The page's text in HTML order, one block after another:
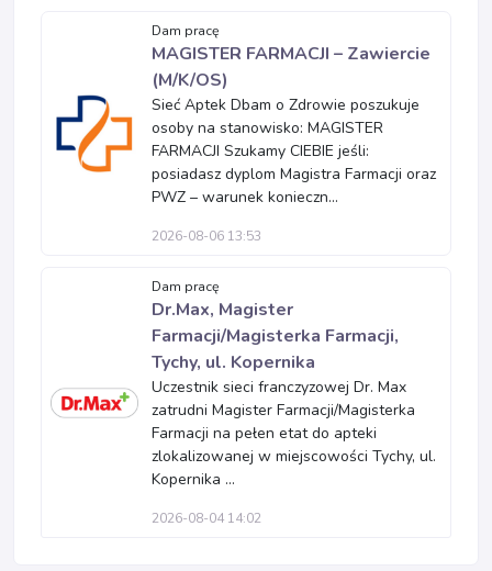
Dam pracę
MAGISTER FARMACJI – Zawiercie
(M/K/OS)
Sieć Aptek Dbam o Zdrowie poszukuje
osoby na stanowisko: MAGISTER
FARMACJI Szukamy CIEBIE jeśli:
posiadasz dyplom Magistra Farmacji oraz
PWZ – warunek konieczn...
2026-08-06 13:53
Dam pracę
Dr.Max, Magister
Farmacji/Magisterka Farmacji,
Tychy, ul. Kopernika
Uczestnik sieci franczyzowej Dr. Max
zatrudni Magister Farmacji/Magisterka
Farmacji na pełen etat do apteki
zlokalizowanej w miejscowości Tychy, ul.
Kopernika ...
2026-08-04 14:02